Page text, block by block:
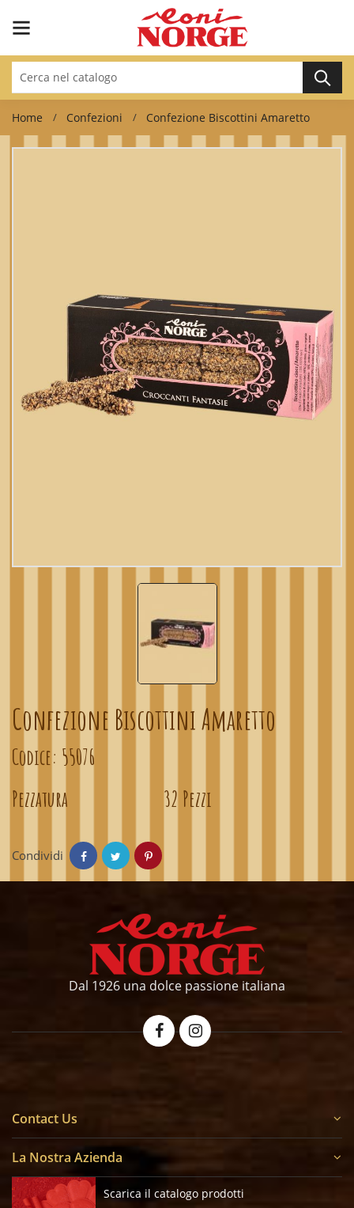
Home Confezioni Confezione Biscottini Amaretto
Confezione Biscottini Amaretto
Codice: 55076
Pezzatura
32 Pezzi
Condividi
Dal 1926 una dolce passione italiana
Contact Us
La Nostra Azienda
Scarica il catalogo prodotti